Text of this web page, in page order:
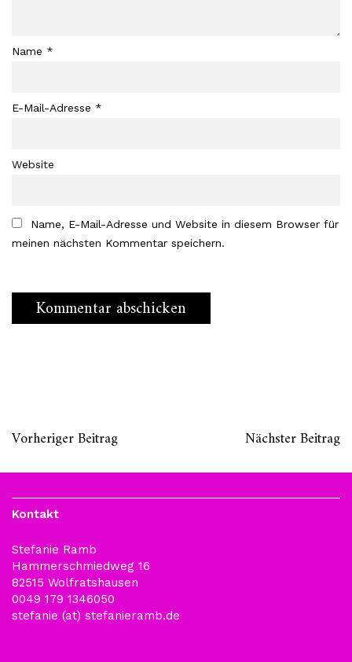
Name *
E-Mail-Adresse *
Website
Name, E-Mail-Adresse und Website in diesem Browser für
meinen nächsten Kommentar speichern.
Vorheriger Beitrag Nächster Beitrag
Kontakt
Stefanie Ramb
Hammerschmiedweg 16
82515 Wolfratshausen
0049 179 1346050
stefanie (at) stefanieramb.de